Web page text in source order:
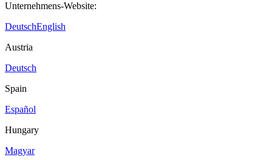
Unternehmens-Website:
DeutschEnglish
Austria
Deutsch
Spain
Español
Hungary
Magyar